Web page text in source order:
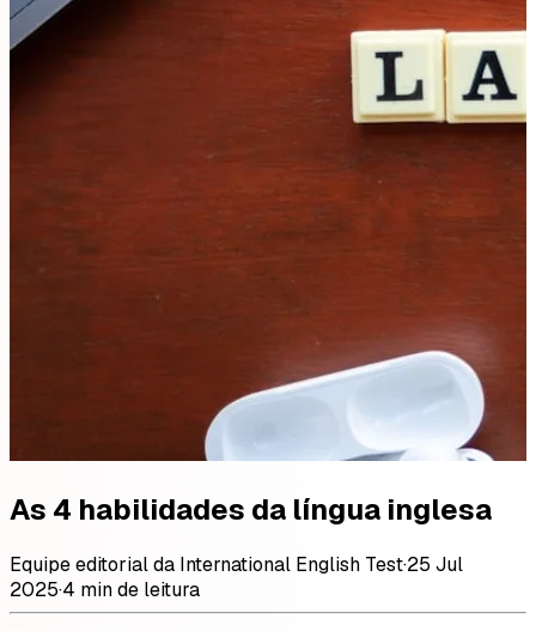
As 4 habilidades da língua inglesa
Equipe editorial da International English Test·25 Jul
2025·4 min de leitura